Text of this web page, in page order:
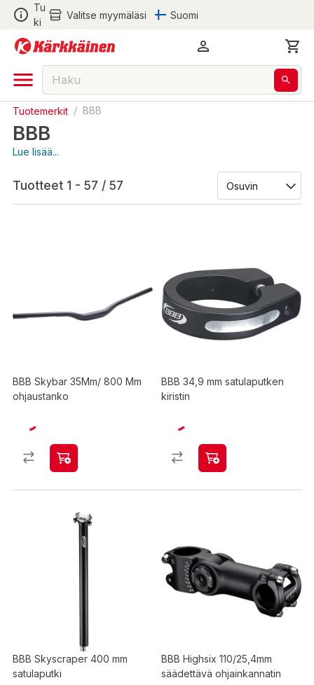
Tu
ki
Valitse myymäläsi Suomi
Tuotemerkit / BBB
BBB
Lue lisää...
Tuotteet 1 - 57 / 57
BBB Skybar 35Mm/ 800 Mm
ohjaustanko
BBB 34,9 mm satulaputken
kiristin
BBB Skyscraper 400 mm
satulaputki
BBB Highsix 110/25,4mm
säädettävä ohjainkannatin